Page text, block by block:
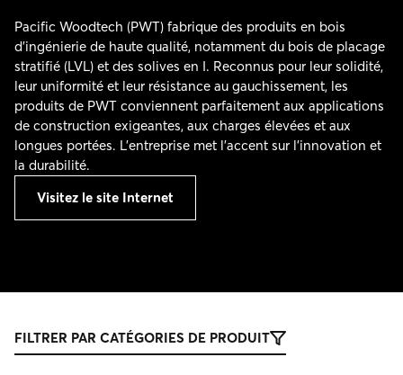
Pacific Woodtech (PWT) fabrique des produits en bois
d’ingénierie de haute qualité, notamment du bois de placage
stratifié (LVL) et des solives en I. Reconnus pour leur solidité,
leur uniformité et leur résistance au gauchissement, les
produits de PWT conviennent parfaitement aux applications
de construction exigeantes, aux charges élevées et aux
longues portées. L’entreprise met l’accent sur l’innovation et
la durabilité.
Visitez le site Internet
FILTRER PAR CATÉGORIES DE PRODUIT